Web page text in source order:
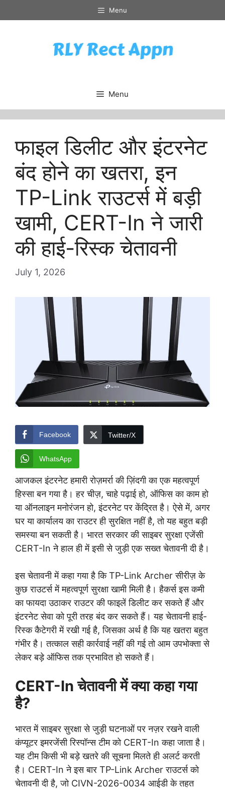
to
Menu
Menu
फाइल डिलीट और इंटरनेट
बंद होने का खतरा, इन
TP-Link राउटर्स में बड़ी
खामी, CERT-In ने जारी
की हाई-रिस्क चेतावनी
July 1, 2026
Facebook Twitter/X
WhatsApp
आजकल इंटरनेट हमारी रोज़मर्रा की ज़िंदगी का एक महत्वपूर्ण
हिस्सा बन गया है। हर चीज़, चाहे पढ़ाई हो, ऑफिस का काम हो
या ऑनलाइन मनोरंजन हो, इंटरनेट पर केंद्रित है। ऐसे में, अगर
घर या कार्यालय का राउटर ही सुरक्षित नहीं है, तो यह बहुत बड़ी
समस्या बन सकती है। भारत सरकार की साइबर सुरक्षा एजेंसी
CERT-In ने हाल ही में इसी से जुड़ी एक सख्त चेतावनी दी है।
इस चेतावनी में कहा गया है कि TP-Link Archer सीरीज़ के
कुछ राउटर्स में महत्वपूर्ण सुरक्षा खामी मिली है। हैकर्स इस कमी
का फायदा उठाकर राउटर की फाइलें डिलीट कर सकते हैं और
इंटरनेट सेवा को पूरी तरह बंद कर सकते हैं। यह चेतावनी हाई-
रिस्क कैटेगरी में रखी गई है, जिसका अर्थ है कि यह खतरा बहुत
गंभीर है। तत्काल सही कार्रवाई नहीं की गई तो आम उपभोक्ता से
लेकर बड़े ऑफिस तक प्रभावित हो सकते हैं।
CERT-In चेतावनी में क्या कहा गया
है?
भारत में साइबर सुरक्षा से जुड़ी घटनाओं पर नज़र रखने वाली
कंप्यूटर इमरजेंसी रिस्पॉन्स टीम को CERT-In कहा जाता है।
यह टीम किसी भी बड़े खतरे की सूचना मिलते ही अलर्ट करती
है। CERT-In ने इस बार TP-Link Archer राउटर्स को
चेतावनी दी है, जो CIVN-2026-0034 आईडी के तहत